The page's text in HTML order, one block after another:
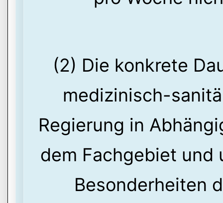
(2) Die konkrete
medizinisch-
Regierung in
dem Fachgebiet
Besonderheiten